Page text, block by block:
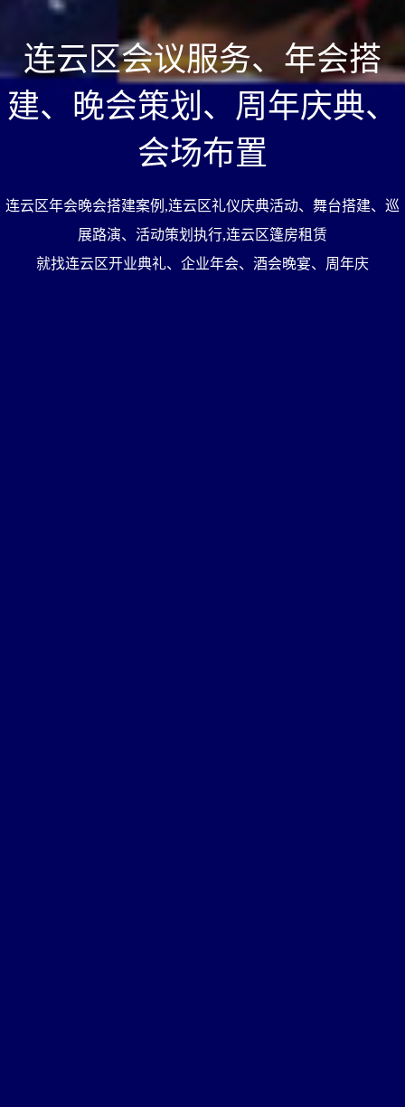
连云区会议服务、年会搭
建、晚会策划、周年庆典、
会场布置
连云区年会晚会搭建案例,连云区礼仪庆典活动、舞台搭建、巡
展路演、活动策划执行,连云区篷房租赁
就找连云区开业典礼、企业年会、酒会晚宴、周年庆